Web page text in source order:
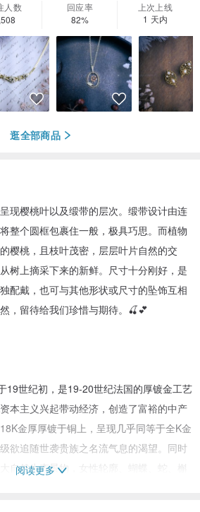
人数
回应率
82%
上次上线
1 天内
逛全部商品
现樱桃叶以及缎带的层次。缎带设计由连
整个圆框包裹住一般，极具巧思。而植物
樱桃，且枝叶茂密，层层叶片自然的交
树上摘采下来的新鲜。尺寸十分刚好，是
配戴，也可与其他形状或尺寸的坠饰互相
，留待给我们珍惜与期待。🍒💕
19世纪初，是19-20世纪法国的厚镀金工艺
本主义兴起带动经济，创造了富裕的中产
金厚厚镀于铜上，呈现几乎同等于全K金
欲追随世袭贵族之名流气息的渴望。同时
自然生态景物，女性轮廓、蝴蝶、蛇、槲
阅读更多